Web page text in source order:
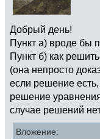
Добрый день!
Пункт а) вроде бы
Пункт б) как
(она непросто
если решение
решение
случае решений
Вложение: